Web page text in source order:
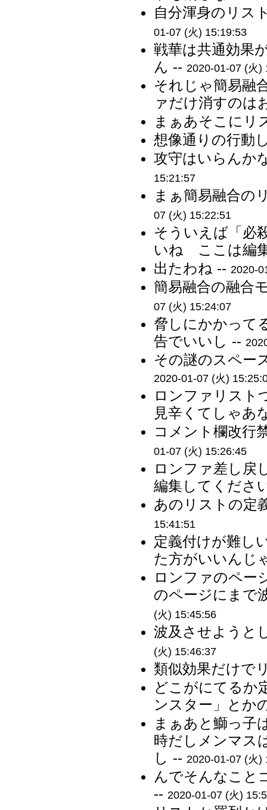
自分渾身のリス
01-07 (火) 15:19:53
戦華は共通効果
ん -- 2020-01-07 (火)
それじゃ簡易
ァだけ消すのは
まぁあそこにリ
想像通りの行動
攻守はいらんか
15:21:57
まぁ簡易融合の
07 (火) 15:22:51
そういえば「必
いね ここは編
出たわね -- 2020-
簡易融合の融合
07 (火) 15:24:07
脅しにかかって
告でいいし --
その謎のスペー
2020-01-07 (火)
ロンファリスト
見辛くてしゃあ
コメント欄改行
01-07 (火) 15:26:45
ロンファ差し戻
編集してくださ
あのリストの定
15:41:51
定義付けが難し
た方がいいんじ
ロンファのペー
のページにまで
(火) 15:45:56
波及させよう
(火) 15:46:37
類似効果だけで
どこがにてるか
ンスター」とか
まぁあと鰤っ子
時だしメンマス
し -- 2020-01-07 (火)
んでそんなこと
-- 2020-01-07 (火)